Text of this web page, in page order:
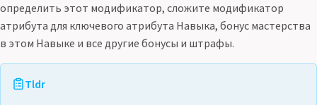
определить этот модификатор, сложите модификатор
атрибута для ключевого атрибута Навыка, бонус мастерства
в этом Навыке и все другие бонусы и штрафы.
Tldr